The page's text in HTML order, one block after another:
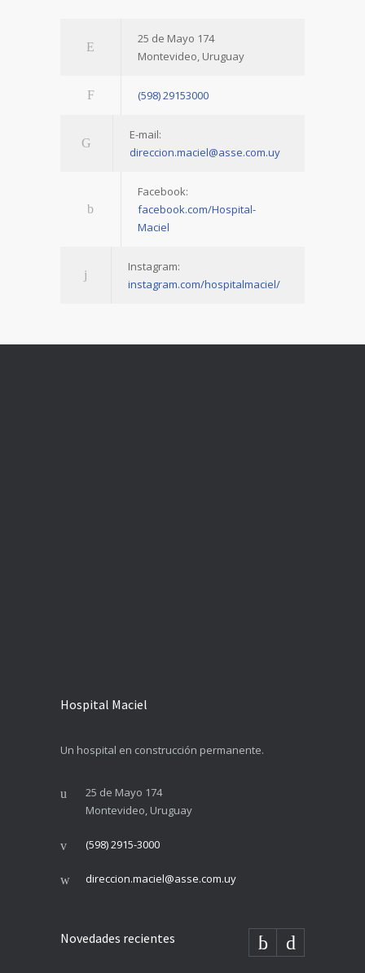
25 de Mayo 174
Montevideo, Uruguay
(598) 29153000
E-mail:
direccion.maciel@asse.com.uy
Facebook:
facebook.com/Hospital-
Maciel
Instagram:
instagram.com/hospitalmaciel/
Hospital Maciel
Un hospital en construcción permanente.
25 de Mayo 174
Montevideo, Uruguay
(598) 2915-3000
direccion.maciel@asse.com.uy
Novedades recientes